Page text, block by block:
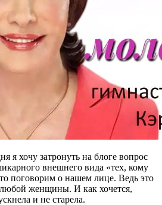
я хочу затронуть на блоге вопрос
внешнего вида «тех, кому
поговорим о нашем лице. Ведь это
женщины. И как хочется,
и не старела.